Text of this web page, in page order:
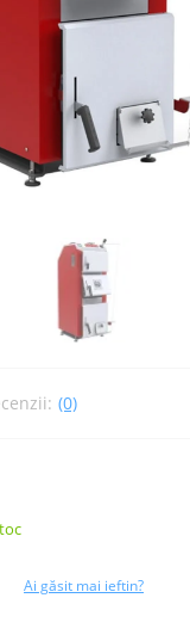
(0)
Ai găsit mai ieftin?